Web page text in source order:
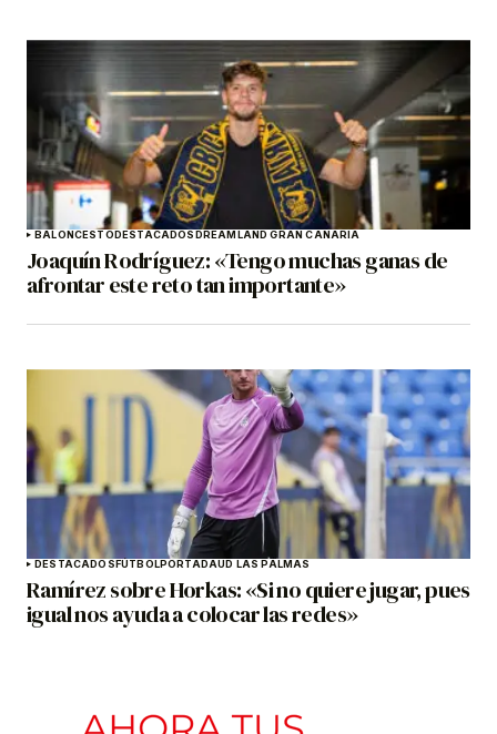
BALONCESTODESTACADOSDREAMLAND GRAN CANARIA
Joaquín Rodríguez: «Tengo muchas ganas de
afrontar este reto tan importante»
DESTACADOSFÚTBOLPORTADAUD LAS PALMAS
Ramírez sobre Horkas: «Si no quiere jugar, pues
igual nos ayuda a colocar las redes»